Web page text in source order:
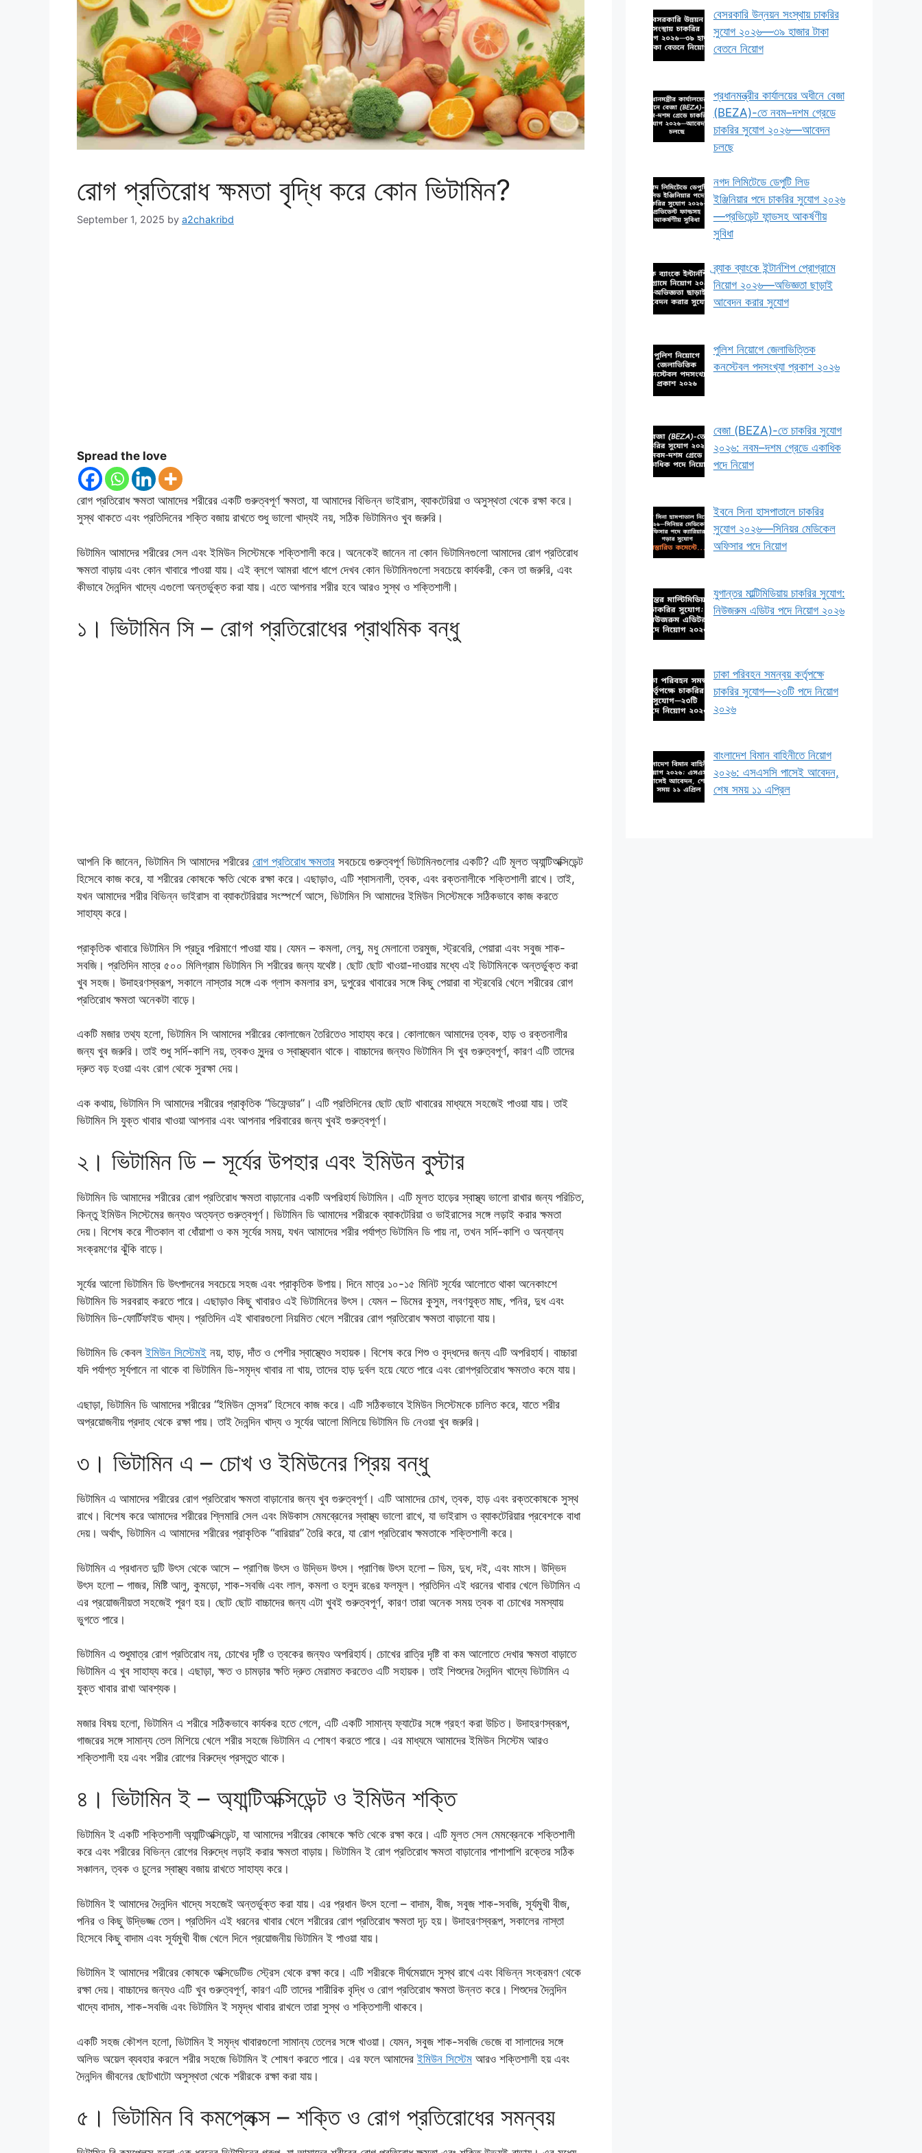
রোগ প্রতিরোধ ক্ষমতা বৃদ্ধি করে কোন ভিটামিন?
September 1, 2025 by a2chakribd
Spread the love
রোগ প্রতিরোধ ক্ষমতা আমাদের শরীরের একটি গুরুত্বপূর্ণ ক্ষমতা, যা আমাদের বিভিন্ন ভাইরাস, ব্যাকটেরিয়া ও অসুস্থতা থেকে রক্ষা করে।
সুস্থ থাকতে এবং প্রতিদিনের শক্তি বজায় রাখতে শুধু ভালো খাদ্যই নয়, সঠিক ভিটামিনও খুব জরুরি।
ভিটামিন আমাদের শরীরের সেল এবং ইমিউন সিস্টেমকে শক্তিশালী করে। অনেকেই জানেন না কোন ভিটামিনগুলো আমাদের রোগ প্রতিরোধ
ক্ষমতা বাড়ায় এবং কোন খাবারে পাওয়া যায়। এই ব্লগে আমরা ধাপে ধাপে দেখব কোন ভিটামিনগুলো সবচেয়ে কার্যকরী, কেন তা জরুরি, এবং
কীভাবে দৈনন্দিন খাদ্যে এগুলো অন্তর্ভুক্ত করা যায়। এতে আপনার শরীর হবে আরও সুস্থ ও শক্তিশালী।
১। ভিটামিন সি – রোগ প্রতিরোধের প্রাথমিক বন্ধু
আপনি কি জানেন, ভিটামিন সি আমাদের শরীরের রোগ প্রতিরোধ ক্ষমতার সবচেয়ে গুরুত্বপূর্ণ ভিটামিনগুলোর একটি? এটি মূলত অ্যান্টিঅক্সিডেন্ট
হিসেবে কাজ করে, যা শরীরের কোষকে ক্ষতি থেকে রক্ষা করে। এছাড়াও, এটি শ্বাসনালী, ত্বক, এবং রক্তনালীকে শক্তিশালী রাখে। তাই,
যখন আমাদের শরীর বিভিন্ন ভাইরাস বা ব্যাকটেরিয়ার সংস্পর্শে আসে, ভিটামিন সি আমাদের ইমিউন সিস্টেমকে সঠিকভাবে কাজ করতে
সাহায্য করে।
প্রাকৃতিক খাবারে ভিটামিন সি প্রচুর পরিমাণে পাওয়া যায়। যেমন – কমলা, লেবু, মধু মেলানো তরমুজ, স্ট্রবেরি, পেয়ারা এবং সবুজ শাক-
সবজি। প্রতিদিন মাত্র ৫০০ মিলিগ্রাম ভিটামিন সি শরীরের জন্য যথেষ্ট। ছোট ছোট খাওয়া-দাওয়ার মধ্যে এই ভিটামিনকে অন্তর্ভুক্ত করা
খুব সহজ। উদাহরণস্বরূপ, সকালে নাস্তার সঙ্গে এক গ্লাস কমলার রস, দুপুরের খাবারের সঙ্গে কিছু পেয়ারা বা স্ট্রবেরি খেলে শরীরের রোগ
প্রতিরোধ ক্ষমতা অনেকটা বাড়ে।
একটি মজার তথ্য হলো, ভিটামিন সি আমাদের শরীরের কোলাজেন তৈরিতেও সাহায্য করে। কোলাজেন আমাদের ত্বক, হাড় ও রক্তনালীর
জন্য খুব জরুরি। তাই শুধু সর্দি-কাশি নয়, ত্বকও সুন্দর ও স্বাস্থ্যবান থাকে। বাচ্চাদের জন্যও ভিটামিন সি খুব গুরুত্বপূর্ণ, কারণ এটি তাদের
দ্রুত বড় হওয়া এবং রোগ থেকে সুরক্ষা দেয়।
এক কথায়, ভিটামিন সি আমাদের শরীরের প্রাকৃতিক “ডিফেন্ডার”। এটি প্রতিদিনের ছোট ছোট খাবারের মাধ্যমে সহজেই পাওয়া যায়। তাই
ভিটামিন সি যুক্ত খাবার খাওয়া আপনার এবং আপনার পরিবারের জন্য খুবই গুরুত্বপূর্ণ।
২। ভিটামিন ডি – সূর্যের উপহার এবং ইমিউন বুস্টার
ভিটামিন ডি আমাদের শরীরের রোগ প্রতিরোধ ক্ষমতা বাড়ানোর একটি অপরিহার্য ভিটামিন। এটি মূলত হাড়ের স্বাস্থ্য ভালো রাখার জন্য পরিচিত,
কিন্তু ইমিউন সিস্টেমের জন্যও অত্যন্ত গুরুত্বপূর্ণ। ভিটামিন ডি আমাদের শরীরকে ব্যাকটেরিয়া ও ভাইরাসের সঙ্গে লড়াই করার ক্ষমতা
দেয়। বিশেষ করে শীতকাল বা ধোঁয়াশা ও কম সূর্যের সময়, যখন আমাদের শরীর পর্যাপ্ত ভিটামিন ডি পায় না, তখন সর্দি-কাশি ও অন্যান্য
সংক্রমণের ঝুঁকি বাড়ে।
সূর্যের আলো ভিটামিন ডি উৎপাদনের সবচেয়ে সহজ এবং প্রাকৃতিক উপায়। দিনে মাত্র ১০-১৫ মিনিট সূর্যের আলোতে থাকা অনেকাংশে
ভিটামিন ডি সরবরাহ করতে পারে। এছাড়াও কিছু খাবারও এই ভিটামিনের উৎস। যেমন – ডিমের কুসুম, লবণযুক্ত মাছ, পনির, দুধ এবং
ভিটামিন ডি-ফোর্টিফাইড খাদ্য। প্রতিদিন এই খাবারগুলো নিয়মিত খেলে শরীরের রোগ প্রতিরোধ ক্ষমতা বাড়ানো যায়।
ভিটামিন ডি কেবলইমিউন সিস্টেমই নয়, হাড়, দাঁত ও পেশীর স্বাস্থ্যেও সহায়ক। বিশেষ করে শিশু ও বৃদ্ধদের জন্য এটি অপরিহার্য। বাচ্চারা
যদি পর্যাপ্ত সূর্যপানে না থাকে বা ভিটামিন ডি-সমৃদ্ধ খাবার না খায়, তাদের হাড় দুর্বল হয়ে যেতে পারে এবং রোগপ্রতিরোধ ক্ষমতাও কমে যায়।
এছাড়া, ভিটামিন ডি আমাদের শরীরের “ইমিউন সেন্সর” হিসেবে কাজ করে। এটি সঠিকভাবে ইমিউন সিস্টেমকে চালিত করে, যাতে শরীর
অপ্রয়োজনীয় প্রদাহ থেকে রক্ষা পায়। তাই দৈনন্দিন খাদ্য ও সূর্যের আলো মিলিয়ে ভিটামিন ডি নেওয়া খুব জরুরি।
৩। ভিটামিন এ – চোখ ও ইমিউনের প্রিয় বন্ধু
ভিটামিন এ আমাদের শরীরের রোগ প্রতিরোধ ক্ষমতা বাড়ানোর জন্য খুব গুরুত্বপূর্ণ। এটি আমাদের চোখ, ত্বক, হাড় এবং রক্তকোষকে সুস্থ
রাখে। বিশেষ করে আমাদের শরীরের শ্লিমারি সেল এবং মিউকাস মেমব্রেনের স্বাস্থ্য ভালো রাখে, যা ভাইরাস ও ব্যাকটেরিয়ার প্রবেশকে বাধা
দেয়। অর্থাৎ, ভিটামিন এ আমাদের শরীরের প্রাকৃতিক “বারিয়ার” তৈরি করে, যা রোগ প্রতিরোধ ক্ষমতাকে শক্তিশালী করে।
ভিটামিন এ প্রধানত দুটি উৎস থেকে আসে – প্রাণিজ উৎস ও উদ্ভিদ উৎস। প্রাণিজ উৎস হলো – ডিম, দুধ, দই, এবং মাংস। উদ্ভিদ
উৎস হলো – গাজর, মিষ্টি আলু, কুমড়ো, শাক-সবজি এবং লাল, কমলা ও হলুদ রঙের ফলমূল। প্রতিদিন এই ধরনের খাবার খেলে ভিটামিন এ
এর প্রয়োজনীয়তা সহজেই পূরণ হয়। ছোট ছোট বাচ্চাদের জন্য এটা খুবই গুরুত্বপূর্ণ, কারণ তারা অনেক সময় ত্বক বা চোখের সমস্যায়
ভুগতে পারে।
ভিটামিন এ শুধুমাত্র রোগ প্রতিরোধ নয়, চোখের দৃষ্টি ও ত্বকের জন্যও অপরিহার্য। চোখের রাত্রি দৃষ্টি বা কম আলোতে দেখার ক্ষমতা বাড়াতে
ভিটামিন এ খুব সাহায্য করে। এছাড়া, ক্ষত ও চামড়ার ক্ষতি দ্রুত মেরামত করতেও এটি সহায়ক। তাই শিশুদের দৈনন্দিন খাদ্যে ভিটামিন এ
যুক্ত খাবার রাখা আবশ্যক।
মজার বিষয় হলো, ভিটামিন এ শরীরে সঠিকভাবে কার্যকর হতে গেলে, এটি একটি সামান্য ফ্যাটের সঙ্গে গ্রহণ করা উচিত। উদাহরণস্বরূপ,
গাজরের সঙ্গে সামান্য তেল মিশিয়ে খেলে শরীর সহজে ভিটামিন এ শোষণ করতে পারে। এর মাধ্যমে আমাদের ইমিউন সিস্টেম আরও
শক্তিশালী হয় এবং শরীর রোগের বিরুদ্ধে প্রস্তুত থাকে।
৪। ভিটামিন ই – অ্যান্টিঅক্সিডেন্ট ও ইমিউন শক্তি
ভিটামিন ই একটি শক্তিশালী অ্যান্টিঅক্সিডেন্ট, যা আমাদের শরীরের কোষকে ক্ষতি থেকে রক্ষা করে। এটি মূলত সেল মেমব্রেনকে শক্তিশালী
করে এবং শরীরের বিভিন্ন রোগের বিরুদ্ধে লড়াই করার ক্ষমতা বাড়ায়। ভিটামিন ই রোগ প্রতিরোধ ক্ষমতা বাড়ানোর পাশাপাশি রক্তের সঠিক
সঞ্চালন, ত্বক ও চুলের স্বাস্থ্য বজায় রাখতে সাহায্য করে।
ভিটামিন ই আমাদের দৈনন্দিন খাদ্যে সহজেই অন্তর্ভুক্ত করা যায়। এর প্রধান উৎস হলো – বাদাম, বীজ, সবুজ শাক-সবজি, সূর্যমুখী বীজ,
পনির ও কিছু উদ্ভিজ্জ তেল। প্রতিদিন এই ধরনের খাবার খেলে শরীরের রোগ প্রতিরোধ ক্ষমতা দৃঢ় হয়। উদাহরণস্বরূপ, সকালের নাস্তা
হিসেবে কিছু বাদাম এবং সূর্যমুখী বীজ খেলে দিনে প্রয়োজনীয় ভিটামিন ই পাওয়া যায়।
ভিটামিন ই আমাদের শরীরের কোষকে অক্সিডেটিভ স্ট্রেস থেকে রক্ষা করে। এটি শরীরকে দীর্ঘমেয়াদে সুস্থ রাখে এবং বিভিন্ন সংক্রমণ থেকে
রক্ষা দেয়। বাচ্চাদের জন্যও এটি খুব গুরুত্বপূর্ণ, কারণ এটি তাদের শারীরিক বৃদ্ধি ও রোগ প্রতিরোধ ক্ষমতা উন্নত করে। শিশুদের দৈনন্দিন
খাদ্যে বাদাম, শাক-সবজি এবং ভিটামিন ই সমৃদ্ধ খাবার রাখলে তারা সুস্থ ও শক্তিশালী থাকবে।
একটি সহজ কৌশল হলো, ভিটামিন ই সমৃদ্ধ খাবারগুলো সামান্য তেলের সঙ্গে খাওয়া। যেমন, সবুজ শাক-সবজি ভেজে বা সালাদের সঙ্গে
অলিভ অয়েল ব্যবহার করলে শরীর সহজে ভিটামিন ই শোষণ করতে পারে। এর ফলে আমাদেরইমিউন সিস্টেম আরও শক্তিশালী হয় এবং
দৈনন্দিন জীবনের ছোটখাটো অসুস্থতা থেকে শরীরকে রক্ষা করা যায়।
৫। ভিটামিন বি কমপ্লেক্স – শক্তি ও রোগ প্রতিরোধের সমন্বয়
বেসরকারি উন্নয়ন সংস্থায় চাকরির
সুযোগ ২০২৬—৩৯ হাজার টাকা
বেতনে নিয়োগ
প্রধানমন্ত্রীর কার্যালয়ের অধীনে বেজা
(BEZA)-তে নবম–দশম গ্রেডে
চাকরির সুযোগ ২০২৬—আবেদন
চলছে
নগদ লিমিটেডে ডেপুটি লিড
ইঞ্জিনিয়ার পদে চাকরির সুযোগ ২০২৬
—প্রভিডেন্ট ফান্ডসহ আকর্ষণীয়
সুবিধা
ব্র্যাক ব্যাংকে ইন্টার্নশিপ প্রোগ্রামে
নিয়োগ ২০২৬—অভিজ্ঞতা ছাড়াই
আবেদন করার সুযোগ
পুলিশ নিয়োগে জেলাভিত্তিক
কনস্টেবল পদসংখ্যা প্রকাশ ২০২৬
বেজা (BEZA)-তে চাকরির সুযোগ
২০২৬: নবম–দশম গ্রেডে একাধিক
পদে নিয়োগ
ইবনে সিনা হাসপাতালে চাকরির
সুযোগ ২০২৬—সিনিয়র মেডিকেল
অফিসার পদে নিয়োগ
যুগান্তর মাল্টিমিডিয়ায় চাকরির সুযোগ:
নিউজরুম এডিটর পদে নিয়োগ ২০২৬
ঢাকা পরিবহন সমন্বয় কর্তৃপক্ষে
চাকরির সুযোগ—২৩টি পদে নিয়োগ
২০২৬
বাংলাদেশ বিমান বাহিনীতে নিয়োগ
২০২৬: এসএসসি পাসেই আবেদন,
শেষ সময় ১১ এপ্রিল